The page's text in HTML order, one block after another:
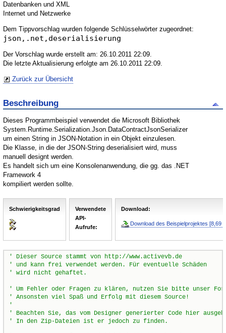
Datenbanken und XML
Internet und Netzwerke
Dem Tippvorschlag wurden folgende Schlüsselwörter zugeordnet:
json,.net,deserialisierung
Der Vorschlag wurde erstellt am: 26.10.2011 22:09.
Die letzte Aktualisierung erfolgte am 26.10.2011 22:09.
Zurück zur Übersicht
Beschreibung
Dieses Programmbeispiel verwendet die Microsoft Bibliothek
System.Runtime.Serialization.Json.DataContractJsonSerializer
um einen String in JSON-Notation in ein Objekt einzulesen.
Die Klasse, in die der JSON-String deserialisiert wird, muss
manuell designt werden.
Es handelt sich um eine Konsolenanwendung, die gg. das .NET
Framework 4
kompiliert werden sollte.
Schwierigkeitsgrad
Verwendete
API-
Aufrufe:
Download:
Download des Beispielprojektes [8,69
' Dieser Source stammt von http://www.activevb.de
' und kann frei verwendet werden. Für eventuelle Schäden
' wird nicht gehaftet.
' Um Fehler oder Fragen zu klären, nutzen Sie bitte unser
' Ansonsten viel Spaß und Erfolg mit diesem Source!
'
' Beachten Sie, das vom Designer generierter Code hier
' In den Zip-Dateien ist er jedoch zu finden.